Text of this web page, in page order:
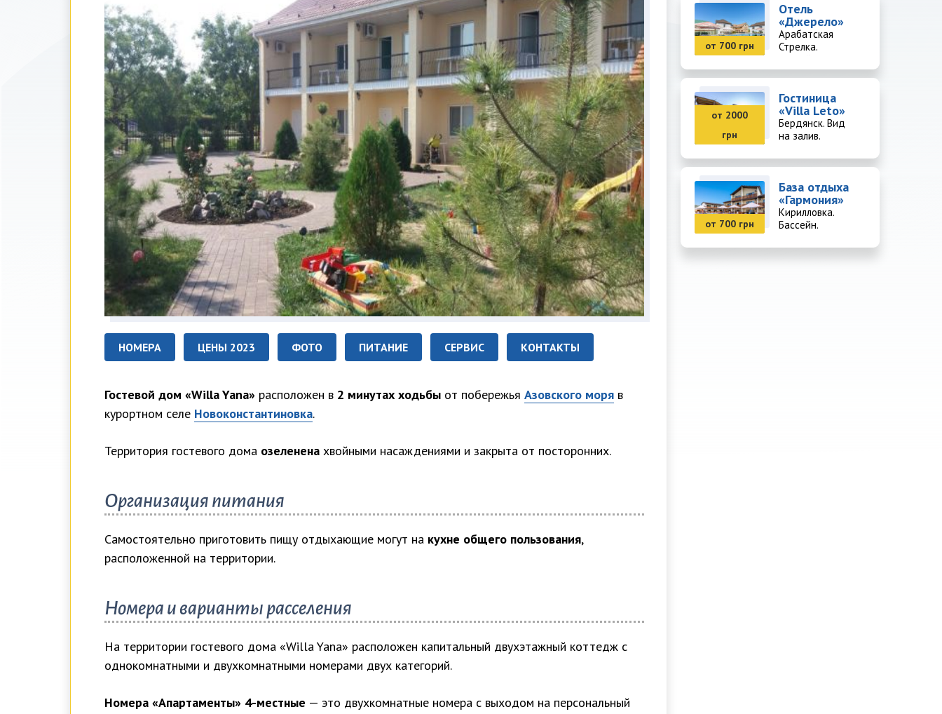
НОМЕРА ЦЕНЫ 2023 ФОТО ПИТАНИЕ СЕРВИС КОНТАКТЫ
Гостевой дом «Willa Yana»расположен в 2 минутах ходьбыот побережья Азовского моряв
курортном селе Новоконстантиновка.
Территория гостевого дома озелененахвойными насаждениями и закрыта от посторонних.
Организация питания
Самостоятельно приготовить пищу отдыхающие могут на кухне общего пользования,
расположенной на территории.
Номера и варианты расселения
На территории гостевого дома «Willa Yana» расположен капитальный двухэтажный коттедж с
однокомнатными и двухкомнатными номерами двух категорий.
Номера «Апартаменты» 4-местные — это двухкомнатные номера с выходом на персональный
от 700 грн
Отель
«Джерело»
Арабатская
Стрелка.
от 2000
грн
Гостиница
«Villa Leto»
Бердянск. Вид
на залив.
от 700 грн
База отдыха
«Гармония»
Кирилловка.
Бассейн.